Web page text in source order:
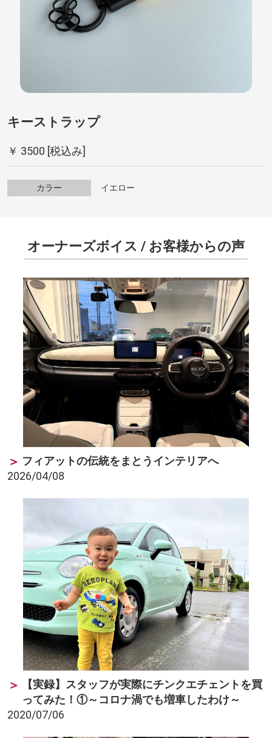
キーストラップ
￥ 3500 [税込み]
カラー イエロー
オーナーズボイス / お客様からの声
フィアットの伝統をまとうインテリアへ
2026/04/08
【実録】スタッフが実際にチンクエチェントを買
ってみた！①～コロナ渦でも増車したわけ～
2020/07/06